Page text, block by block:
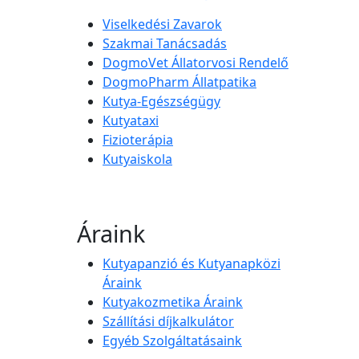
Viselkedési Zavarok
Szakmai Tanácsadás
DogmoVet Állatorvosi Rendelő
DogmoPharm Állatpatika
Kutya-Egészségügy
Kutyataxi
Fizioterápia
Kutyaiskola
Áraink
Kutyapanzió és Kutyanapközi
Áraink
Kutyakozmetika Áraink
Szállítási díjkalkulátor
Egyéb Szolgáltatásaink